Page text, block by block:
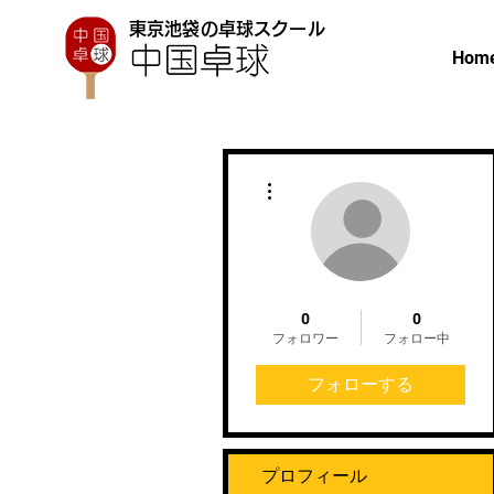
東京池袋の卓球スクール
0
フォロワー
0
フォロー中
フォローする
プロフィール